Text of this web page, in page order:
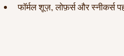
फॉर्मल शूज़, लोफ़र्स और स्नीकर्स